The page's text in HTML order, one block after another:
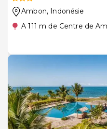
Ambon, Indonésie
A 111 m de Centre de